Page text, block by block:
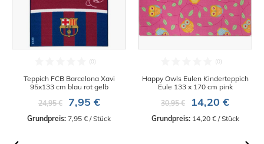
Teppich FCB Barcelona Xavi
95x133 cm blau rot gelb
24,95 €
7,95 €
Grundpreis: 7,95 € / Stück
Happy Owls Eulen Kinderteppich
Eule 133 x 170 cm pink
30,95 €
14,20 €
Grundpreis: 14,20 € / Stück